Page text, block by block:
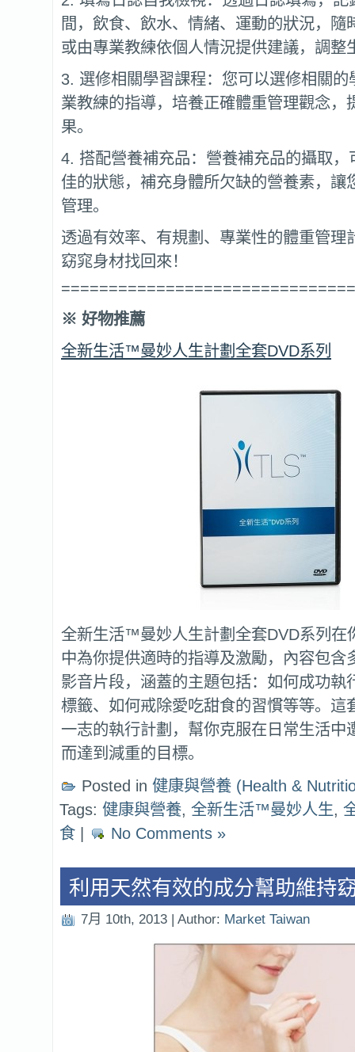
間，飲食、飲水、情緒、運動的狀況，隨
或由專業教練依個人情況提供建議，調整
3. 選修相關學習課程：您可以選修相關的
業教練的指導，培養正確體重管理觀念，
果。
4. 搭配營養補充品：營養補充品的攝取，
佳的狀態，補充身體所欠缺的營養素，讓
管理。
透過有效率、有規劃、專業性的體重管理
窈窕身材找回來！
※ 好物推薦
全新生活™曼妙人生計劃全套DVD系列
全新生活™曼妙人生計劃全套DVD系列在
中為你提供適時的指導及激勵，內容包含
影音片段，涵蓋的主題包括：如何成功執
標籤、如何戒除愛吃甜食的習慣等等。這
一志的執行計劃，幫你克服在日常生活中
而達到減重的目標。
Posted in 健康與營養 (Health &
Tags: 健康與營養, 全新生活™曼妙人生,
食
No Comments »
利用天然有效的成分幫助維持
7月 10th, 2013 | Author: Market Taiwan